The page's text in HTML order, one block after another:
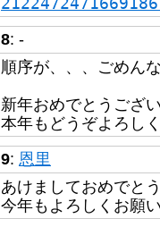
8: -
順序が、、、ごめん
新年おめでとうござ
本年もどうぞよろし
9: 恩里
あけましておめでと
今年もよろしくお願